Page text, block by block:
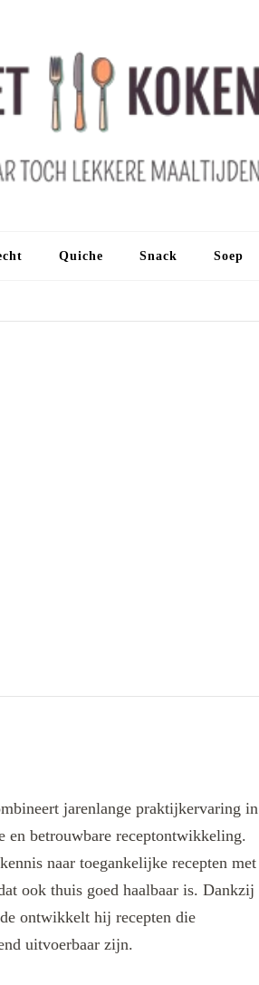
Quiche Snack Soep
jarenlange praktijkervaring in
en betrouwbare receptontwikkeling.
naar toegankelijke recepten met
ook thuis goed haalbaar is. Dankzij
ontwikkelt hij recepten die
uitvoerbaar zijn.